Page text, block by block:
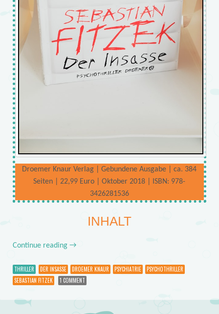
Droemer Knaur Verlag | Gebundene Ausgabe | ca. 384
Seiten | 22,99 Euro | Oktober 2018 | ISBN: 978-
3426281536
INHALT
Continue reading →
THRILLER DER INSASSE DROEMER KNAUR PSYCHIATRIE
PSYCHOTHRILLER
SEBASTIAN FITZEK
1 COMMENT